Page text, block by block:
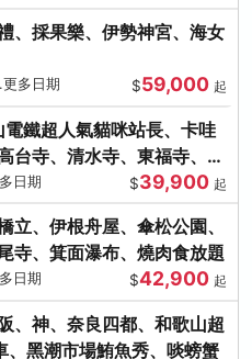
、採果樂、伊勢神宮、海女
多日期 $59,000 起
鐵超人氣貓咪站長、卡哇
台寺、清水寺、東福寺、伊
日期 $39,900 起
立、伊根舟屋、傘松公園、
寺、箕面瀑布、燒肉食放題
日期 $42,900 起
、神、奈良四都、和歌山超
、黑潮市場鮪魚秀、啖螃蟹